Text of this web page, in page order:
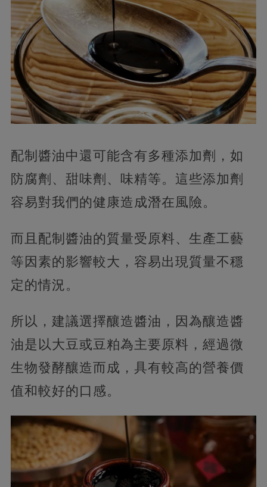
配制醬油中還可能含有多種添加劑，如
防腐劑、甜味劑、味精等。這些添加劑
容易對我們的健康造成潛在風險。
而且配制醬油的質量受原料、生產工藝
等因素的影響較大，容易出現質量不穩
定的情況。
所以，建議選擇釀造醬油，因為釀造醬
油是以大豆或豆粕為主要原料，經過微
生物發酵釀造而成，具有較高的營養價
值和較好的口感。